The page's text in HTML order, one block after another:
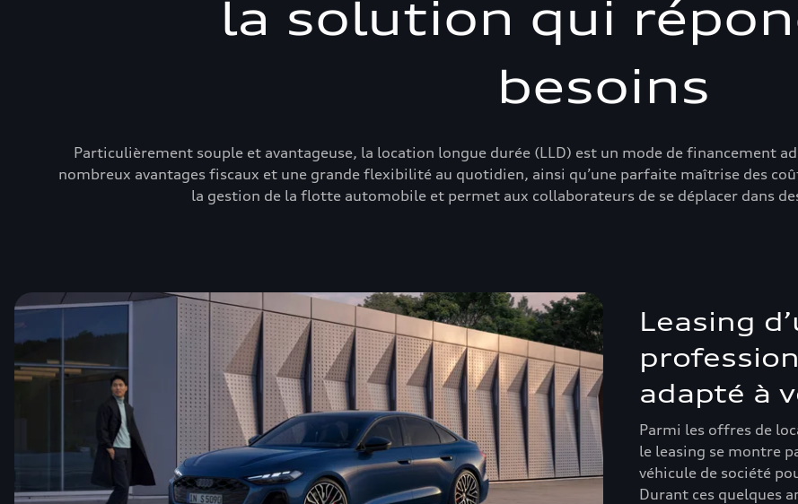
la solution qui
besoins
Particulièrement souple et avantageuse, la location longue durée (LLD) est un mode de financement
nombreux avantages fiscaux et une grande flexibilité au quotidien, ainsi qu’une parfaite maîtrise des
la gestion de la flotte automobile et permet aux collaborateurs de se déplacer dans
Leasing
adapté à
Parmi les offres de
le leasing se montre
véhicule de société
Durant ces quelques